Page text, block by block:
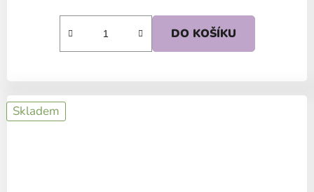
DO KOŠÍKU
Skladem